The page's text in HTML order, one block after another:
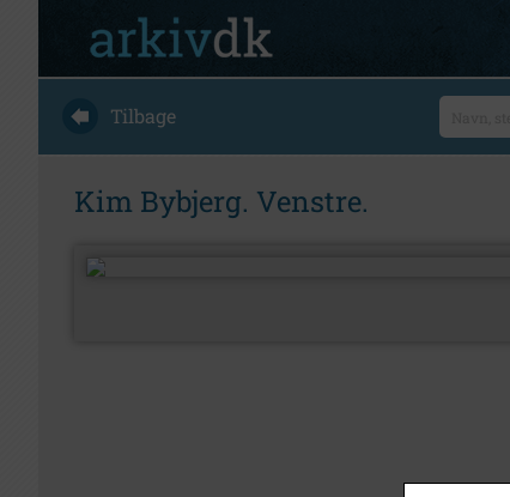
Tilbage
Kim Bybjerg. Venstre.